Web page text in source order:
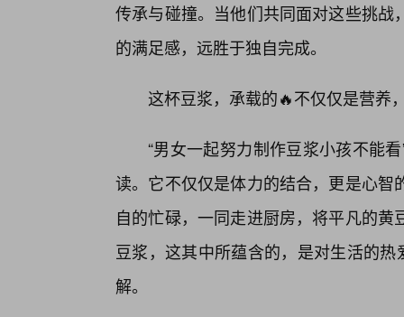
传承与碰撞。当他们共同面对这些挑
的满足感，远胜于独自完成。
这杯豆浆，承载的🔥不仅仅是营养
“男女一起努力制作豆浆小孩不能
读。它不仅仅是体力的结合，更是心
自的忙碌，一同走进厨房，将平凡的
豆浆，这其中所蕴含的，是对生活的
解。